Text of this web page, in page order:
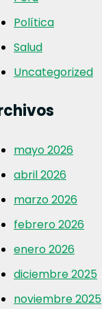
Política
Salud
Uncategorized
mayo 2026
abril 2026
marzo 2026
febrero 2026
enero 2026
diciembre 2025
noviembre 2025